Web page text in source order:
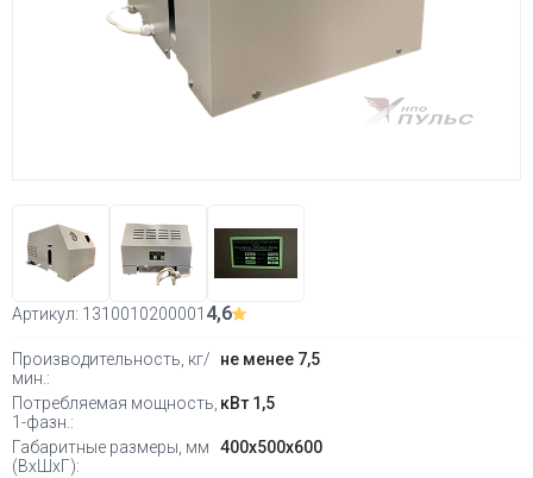
Артикул: 1310010200001 4,6
Производительность, кг/
мин.:
не менее 7,5
Потребляемая мощность,
1-фазн.:
кВт 1,5
Габаритные размеры, мм
(ВхШхГ):
400х500х600